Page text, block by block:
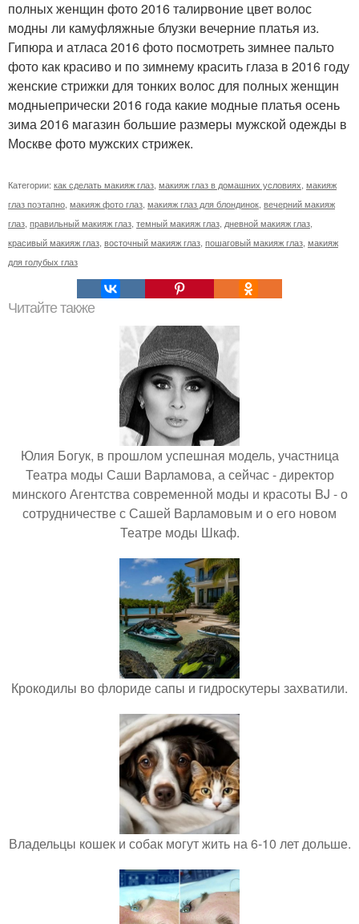
полных женщин фото 2016 талирвоние цвет волос
модны ли камуфляжные блузки вечерние платья из.
Гипюра и атласа 2016 фото посмотреть зимнее пальто
фото как красиво и по зимнему красить глаза в 2016 году
женские стрижки для тонких волос для полных женщин
модныепрически 2016 года какие модные платья осень
зима 2016 магазин большие размеры мужской одежды в
Москве фото мужских стрижек.
Категории: как сделать макияж глаз макияж глаз в домашних условиях макияж
глаз поэтапно макияж фото глаз макияж глаз для блондинок вечерний макияж
глаз правильный макияж глаз темный макияж глаз дневной макияж глаз
красивый макияж глаз восточный макияж глаз пошаговый макияж глаз макияж
для голубых глаз
Читайте также
Юлия Богук, в прошлом успешная модель, участница
Театра моды Саши Варламова, а сейчас - директор
минского Агентства современной моды и красоты BJ - о
сотрудничестве с Сашей Варламовым и о его новом
Театре моды Шкаф.
Крокодилы во флориде сапы и гидроскутеры захватили.
Владельцы кошек и собак могут жить на 6-10 лет дольше.